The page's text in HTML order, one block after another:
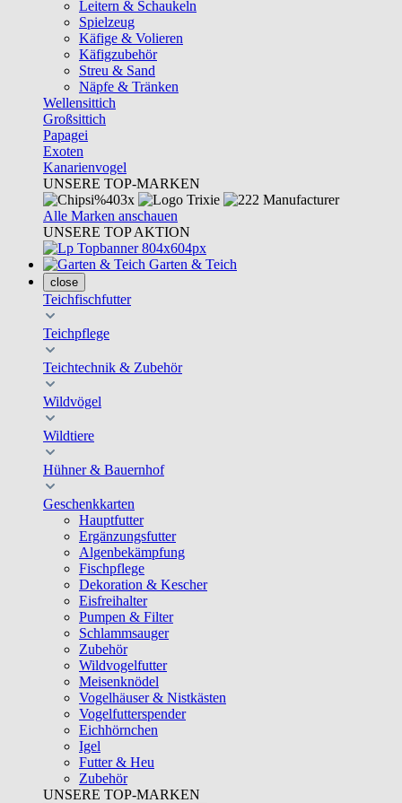
Leitern & Schaukeln
Spielzeug
Käfige & Volieren
Käfigzubehör
Streu & Sand
Näpfe & Tränken
Wellensittich
Großsittich
Papagei
Exoten
Kanarienvogel
UNSERE TOP-MARKEN
Alle Marken anschauen
UNSERE TOP AKTION
Garten & Teich
close
Teichfischfutter
Teichpflege
Teichtechnik & Zubehör
Wildvögel
Wildtiere
Hühner & Bauernhof
Geschenkkarten
Hauptfutter
Ergänzungsfutter
Algenbekämpfung
Fischpflege
Dekoration & Kescher
Eisfreihalter
Pumpen & Filter
Schlammsauger
Zubehör
Wildvogelfutter
Meisenknödel
Vogelhäuser & Nistkästen
Vogelfutterspender
Eichhörnchen
Igel
Futter & Heu
Zubehör
UNSERE TOP-MARKEN